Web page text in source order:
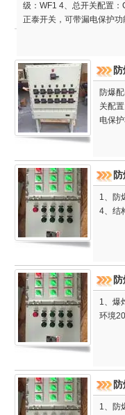
级：WF1 4、总开关配置
正泰开关，可带漏电保护功
防爆
关配
电保
1、防
4、结
1、爆
环境
1、防